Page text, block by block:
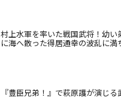
村上水軍を率いた戦国武将！幼い
に海へ散った得居通幸の波乱に満
『豊臣兄弟！』で萩原護が演じ